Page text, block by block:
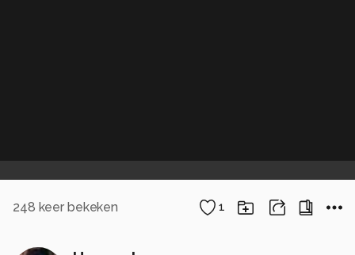
248 keer bekeken 1